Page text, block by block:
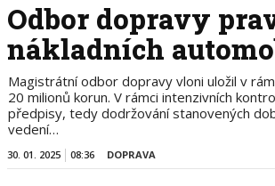
Odbor dopravy
nákladních
Magistrátní odbor dopravy vloni uložil v
20 milionů korun. V rámci intenzivních
předpisy, tedy dodržování stanovených
vedení…
30. 01. 2025 08:36 DOPRAVA